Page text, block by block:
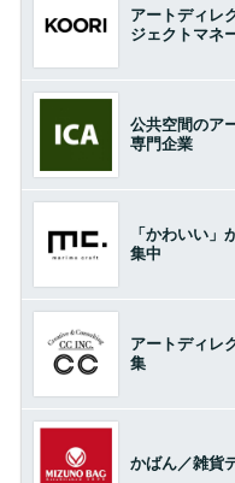
アートディレ
ジェクトマネ
公共空間のア
専門企業
「かわいい
集中
アートディレ
集
かばん／雑貨